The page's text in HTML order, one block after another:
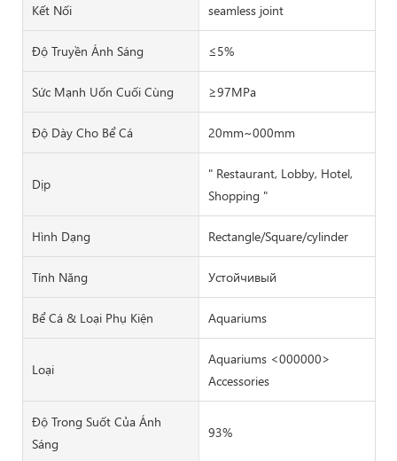
Kết Nối seamless joint
Độ Truyền Ánh Sáng ≤5%
Sức Mạnh Uốn Cuối Cùng ≥97MPa
Độ Dày Cho Bể Cá 20mm~000mm
Dịp
" Restaurant, Lobby, Hotel,
Shopping "
Hình Dạng Rectangle/Square/cylinder
Tính Năng Устойчивый
Bể Cá & Loại Phụ Kiện Aquariums
Loại
Aquariums <000000>
Accessories
Độ Trong Suốt Của Ánh
Sáng
93%